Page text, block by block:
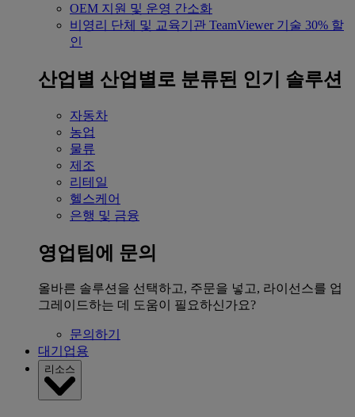
OEM 지원 및 운영 간소화
비영리 단체 및 교육기관 TeamViewer 기술 30% 할
인
산업별 산업별로 분류된 인기 솔루션
자동차
농업
물류
제조
리테일
헬스케어
은행 및 금융
영업팀에 문의
올바른 솔루션을 선택하고, 주문을 넣고, 라이선스를 업
그레이드하는 데 도움이 필요하신가요?
문의하기
대기업용
리소스